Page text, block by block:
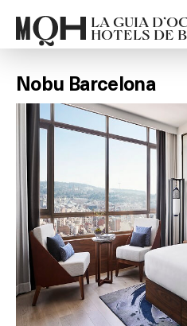
LA GUIA
HOTELS DE
Nobu Barcelona